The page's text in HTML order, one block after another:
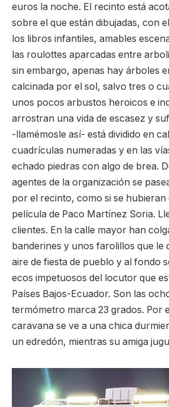
euros la noche. El recinto está
sobre el que están dibujadas, con
los libros infantiles, amables
las roulottes aparcadas entre
sin embargo, apenas hay árboles
calcinada por el sol, salvo tres o
unos pocos arbustos heroicos e
arrostran una vida de escasez y
-llamémosle así- está dividido en
cuadrículas numeradas y en las
echado piedras con algo de brea.
agentes de la organización se
por el recinto, como si se hubieran
película de Paco Martínez Soria.
clientes. En la calle mayor han
banderines y unos farolillos que le
aire de fiesta de pueblo y al fondo
ecos impetuosos del locutor que
Países Bajos-Ecuador. Son las
termómetro marca 23 grados. Por
caravana se ve a una chica
un edredón, mientras su amiga